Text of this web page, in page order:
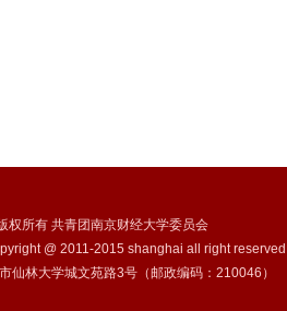
权所有 共青团南京财经大学委员会
@ 2011-2015 shanghai all right
仙林大学城文苑路3号（邮政编码：210046）